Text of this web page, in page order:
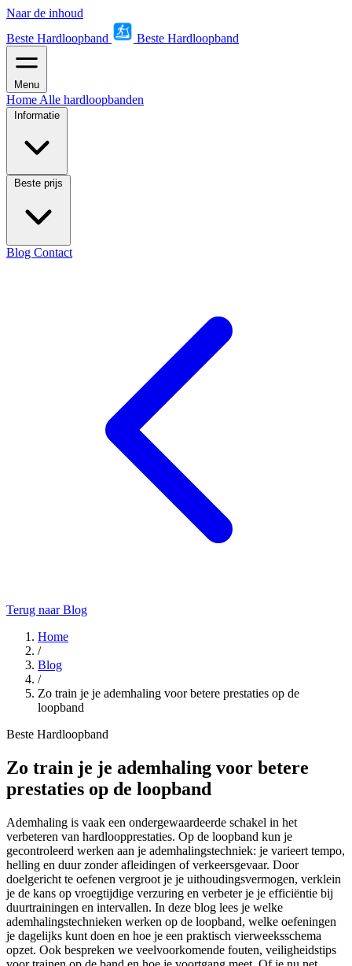
Naar de inhoud
Beste Hardloopband
Beste Hardloopband
Menu
Home Alle hardloopbanden
Informatie
Beste prijs
Blog Contact
Terug naar Blog
Home
/
Blog
/
Zo train je je ademhaling voor betere prestaties op de
loopband
Beste Hardloopband
Zo train je je ademhaling voor betere
prestaties op de loopband
Ademhaling is vaak een ondergewaardeerde schakel in het
verbeteren van hardloopprestaties. Op de loopband kun je
gecontroleerd werken aan je ademhalingstechniek: je varieert tempo,
helling en duur zonder afleidingen of verkeersgevaar. Door
doelgericht te oefenen vergroot je je uithoudingsvermogen, verklein
je de kans op vroegtijdige verzuring en verbeter je je efficiëntie bij
duurtrainingen en intervallen. In deze blog lees je welke
ademhalingstechnieken werken op de loopband, welke oefeningen
je dagelijks kunt doen en hoe je een praktisch vierweeksschema
opzet. Ook bespreken we veelvoorkomende fouten, veiligheidstips